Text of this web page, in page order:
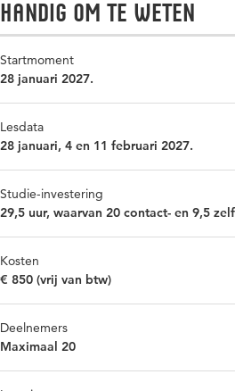
Handig om te weten
Startmoment
28 januari 2027.
Lesdata
28 januari, 4 en 11 februari 2027.
Studie-investering
29,5 uur, waarvan 20 contact- en 9,5
Kosten
€ 850 (vrij van btw)
Deelnemers
Maximaal 20